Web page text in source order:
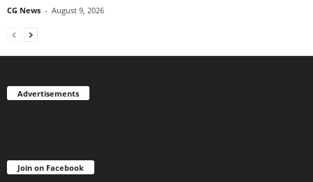
CG News - August 9, 2026
Advertisements
Join on Facebook